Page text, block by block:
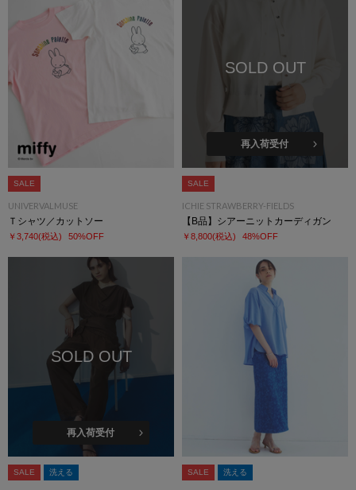
SALE
UNIVERVALMUSE
Ｔシャツ／カットソー
￥3,740(税込) 50%OFF
SOLD OUT
再入荷受付
SALE
ICHIE STRAWBERRY-FIELDS
【B品】シアーニットカーディガン
￥8,800(税込) 48%OFF
SOLD OUT
再入荷受付
SALE 洗える SALE 洗える